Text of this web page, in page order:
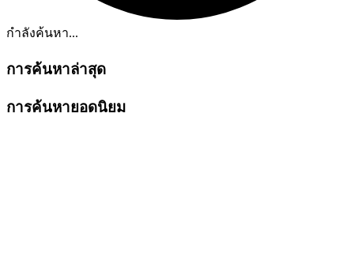
กำลังค้นหา...
การค้นหาล่าสุด
การค้นหายอดนิยม